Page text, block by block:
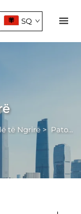
SQ
të Ngrirë > Patos i ngrirë